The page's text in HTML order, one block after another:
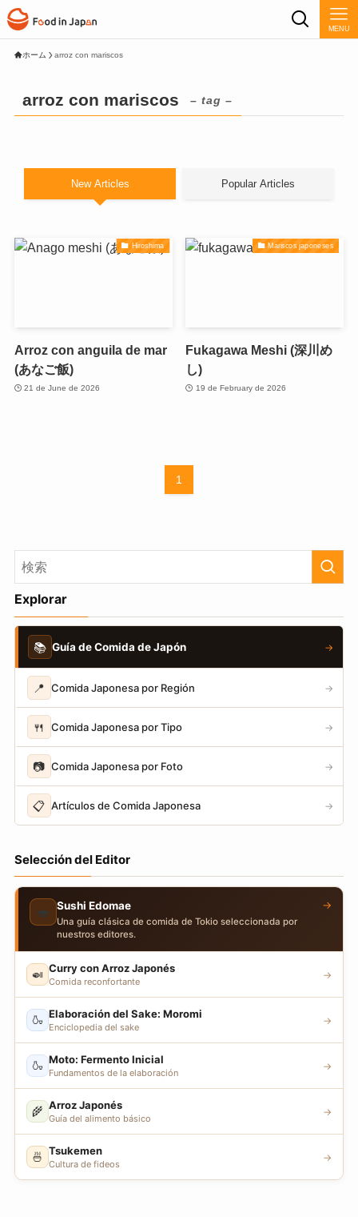
MENU
ホーム arroz con mariscos
arroz con mariscos – tag –
New Articles Popular Articles
Hiroshima
Arroz con anguila de mar
(あなご飯)
21 de June de 2026
Mariscos japoneses
Fukagawa Meshi (深川め
し)
19 de February de 2026
1
Explorar
📚 Guía de Comida de Japón →
📍 Comida Japonesa por Región →
🍴 Comida Japonesa por Tipo →
📷 Comida Japonesa por Foto →
📋 Artículos de Comida Japonesa →
Selección del Editor
🍣 Sushi Edomae
Una guía clásica de comida de Tokio seleccionada por
nuestros editores.
→
🍛 Curry con Arroz Japonés
Comida reconfortante
→
🍶 Elaboración del Sake: Moromi
Enciclopedia del sake
→
🍶 Moto: Fermento Inicial
Fundamentos de la elaboración
→
🌾 Arroz Japonés
Guía del alimento básico
→
🍜 Tsukemen
Cultura de fideos
→